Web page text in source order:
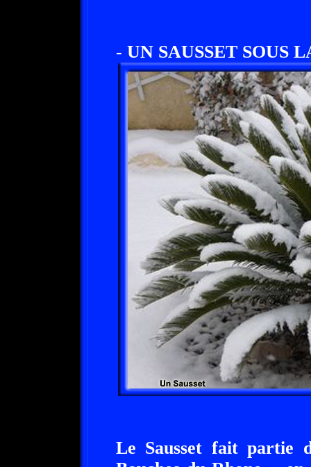
- UN SAUSSET SOUS
Le Sausset fait partie